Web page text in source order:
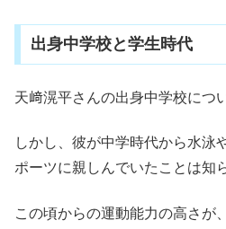
出身中学校と学生時代
天﨑滉平さんの出身中学校につ
しかし、彼が中学時代から水泳
ポーツに親しんでいたことは知
この頃からの運動能力の高さが